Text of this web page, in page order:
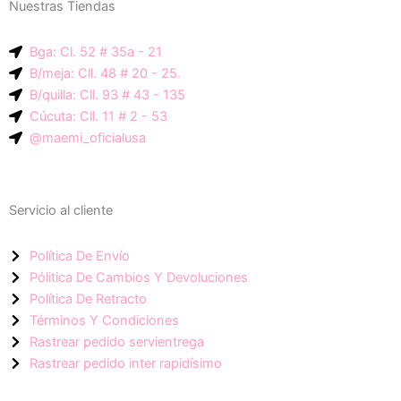
-
i
c
o
n
a
c
e
b
o
o
k
r
a
m
p
p
Nuestras Tiendas
Bga: Cl. 52 # 35a - 21
B/meja: Cll. 48 # 20 - 25.
B/quilla: Cll. 93 # 43 - 135
Cúcuta: Cll. 11 # 2 - 53
@maemi_oficialusa
Servicio al cliente
Política De Envío
Pólitica De Cambios Y Devoluciones
Política De Retracto
Términos Y Condiciones
Rastrear pedido servientrega
Rastrear pedido inter rapidísimo